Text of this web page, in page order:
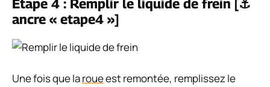
Étape 4 : Remplir le liquide de frein [⚓
ancre « etape4 »]
Une fois que laroueest remontée, remplissez le